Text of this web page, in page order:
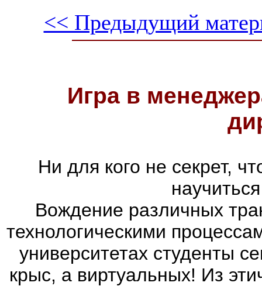
<< Предыдущий
Игра в
Ни для кого не секрет,
Вождение различных
технологическими
университетах студенты
крыс, а виртуальных! Из